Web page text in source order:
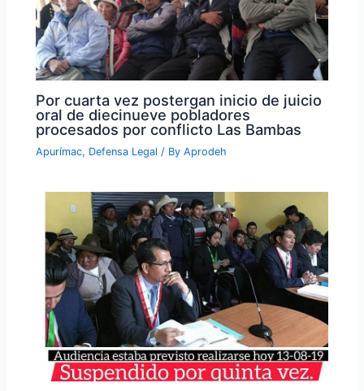
Por cuarta vez postergan inicio de juicio
oral de diecinueve pobladores
procesados por conflicto Las Bambas
Apurímac, Defensa Legal / ByAprodeh